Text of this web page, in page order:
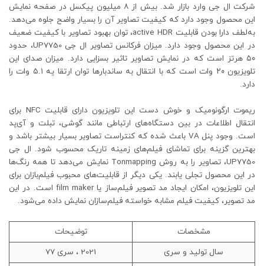
شرکت ال جی وارد بازار شد. بیش از ۸ میلیون پیکسل در صفحه نمایش
این محصول وجود دارد که کیفیت تصاویر آن را بسیار واضح جلوه می‌دهد.
به‌لطف دارا بودن قابلیت active HDR، توان بهبود تصاویر با کیفیت ضعیف
در این محصول وجود دارد. میزان فرکانس تصاویر ال جی UP7750، حدود
۵۰ هرتز است که در نمایش تصاویر تاثیر بسزایی دارد. میزان صدای این
تلویزیون ۲۰ وات است که با انتقال به ساندبارها توان ارتقا یه ۵.۱ وات را
دارد.
ریموت ارگونومیک و خوش دست این تلویزیون دارای قابلیت NFC برای
انتقال اطلاعات در بین دستگاه‌های ارتباطی مانند گوشی، تبلت و آی‌پد
است. وجود پنل VA باعث شده که کنتراست تصاویر بسیار بیشتر باشد و
بهترین گزینه برای تماشای فیلم‌های زمینه تاریک محسوب شود. ال جی
UP7750، تصاویر را به روش Tonmapping نمایش می‌دهد تا همه رنگ‌ها
در این محصول تجلی یابند. یکی دیگر از قابلیت‌های محبوب فیلم‌بازان برای
این تلویزیون، امکان ایجاد مد تصویر فیلم‌ساز یا film maker است. در این
مد تصویر، کیفیت فیلم مشابه خواسته فیلم‌سازان نمایش داده می‌شود.
مشخصات
توضیحات
سال تولید و سری
2021 ، سری 77